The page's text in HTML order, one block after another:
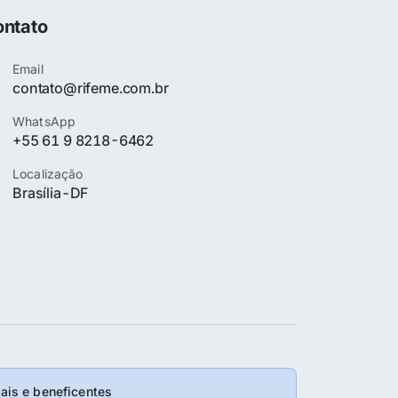
Email
contato@rifeme.com.br
WhatsApp
+55 61 9 8218-6462
Localização
Brasília-DF
e beneficentes